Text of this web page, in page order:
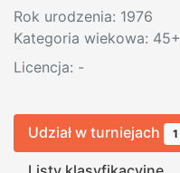
Rok urodzenia: 1976
Kategoria wiekowa: 45+
Licencja: -
Udział w turniejach 1